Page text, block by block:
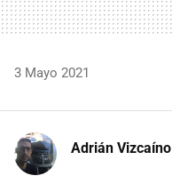
3 Mayo 2021
Adrián Vizcaíno